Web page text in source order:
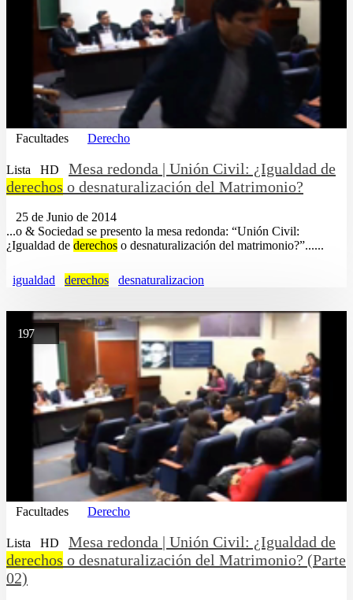
Facultades Derecho
Lista HD
Mesa redonda | Unión Civil: ¿Igualdad de
derechos o desnaturalización del Matrimonio?
25 de Junio de 2014
...o & Sociedad se presento la mesa redonda: “Unión Civil:
¿Igualdad de derechos o desnaturalización del matrimonio?”......
igualdad derechos desnaturalizacion
197
Facultades Derecho
Lista HD
Mesa redonda | Unión Civil: ¿Igualdad de
derechos o desnaturalización del Matrimonio? (Parte
02)